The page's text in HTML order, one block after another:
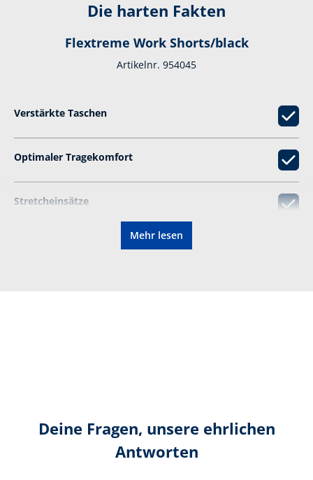
Die harten Fakten
Flextreme Work Shorts/black
Artikelnr. 954045
Verstärkte Taschen
Optimaler Tragekomfort
Stretcheinsätze
60°
Mehr lesen
Deine Fragen, unsere ehrlichen
Antworten